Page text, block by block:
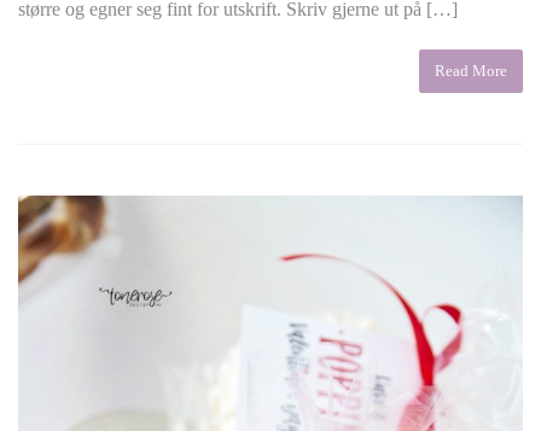
større og egner seg fint for utskrift. Skriv gjerne ut på […]
Read More